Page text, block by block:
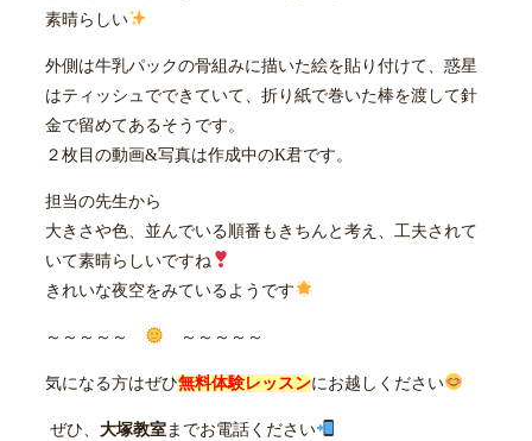
素晴らしい
外側は牛乳パックの骨組みに描いた絵を貼り付けて、惑星
はティッシュでできていて、折り紙で巻いた棒を渡して針
金で留めてあるそうです。
２枚目の動画&写真は作成中のK君です。
担当の先生から
大きさや色、並んでいる順番もきちんと考え、工夫されて
いて素晴らしいですね
きれいな夜空をみているようです
～～～～～ ～～～～～
気になる方はぜひ無料体験レッスンにお越しください
ぜひ、 大塚教室までお電話ください